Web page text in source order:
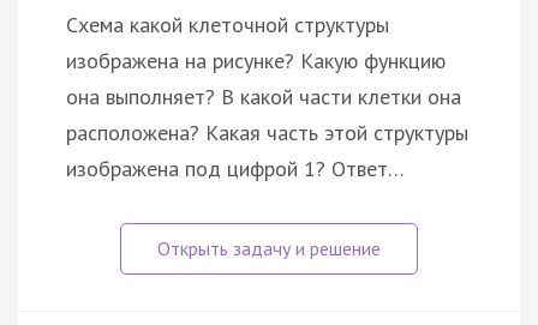
Схема какой клеточной структуры
изображена на рисунке? Какую функцию
она выполняет? В какой части клетки она
расположена? Какая часть этой структуры
изображена под цифрой 1? Ответ…